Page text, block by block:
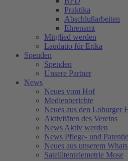
Praktika
Abschlußarbeiten
Ehrenamt
Mitglied werden
Laudatio für Erika
Spenden
Spenden
Unsere Partner
News
Neues vom Hof
Medienberichte
Neues aus den Loburger
Aktivitäten des Vereins
News Aktiv werden
News Pflege- und
Neues aus unserem
Satellitentelemetrie Mose